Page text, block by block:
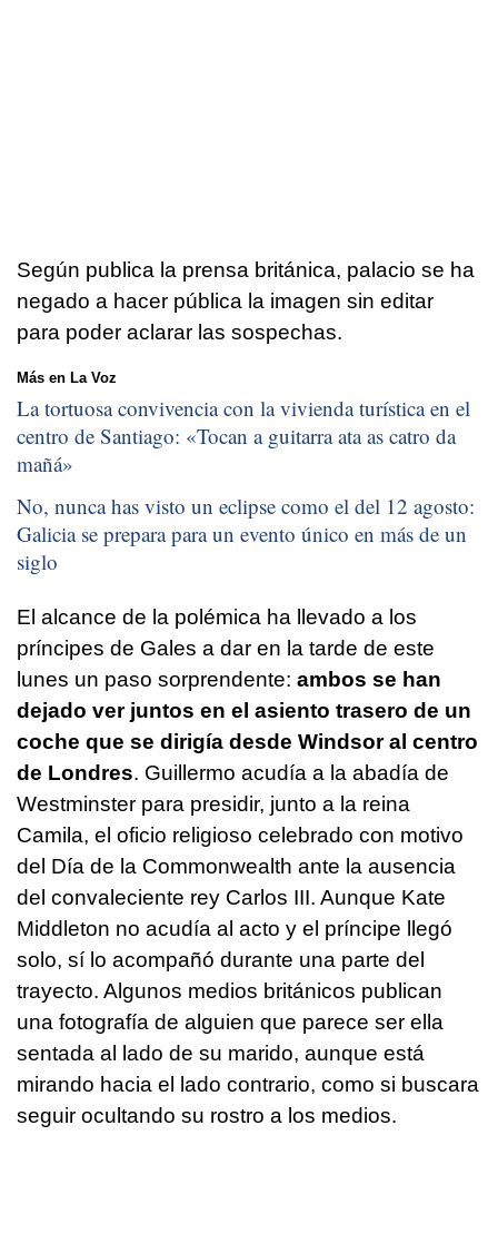
Según publica la prensa británica, palacio se ha
negado a hacer pública la imagen sin editar
para poder aclarar las sospechas.
Más en La Voz
La tortuosa convivencia con la vivienda turística en el
centro de Santiago: «Tocan a guitarra ata as catro da
mañá»
No, nunca has visto un eclipse como el del 12 agosto:
Galicia se prepara para un evento único en más de un
siglo
El alcance de la polémica ha llevado a los
príncipes de Gales a dar en la tarde de este
lunes un paso sorprendente: ambos se han
dejado ver juntos en el asiento trasero de un
coche que se dirigía desde Windsor al centro
de Londres. Guillermo acudía a la abadía de
Westminster para presidir, junto a la reina
Camila, el oficio religioso celebrado con motivo
del Día de la Commonwealth ante la ausencia
del convaleciente rey Carlos III. Aunque Kate
Middleton no acudía al acto y el príncipe llegó
solo, sí lo acompañó durante una parte del
trayecto. Algunos medios británicos publican
una fotografía de alguien que parece ser ella
sentada al lado de su marido, aunque está
mirando hacia el lado contrario, como si buscara
seguir ocultando su rostro a los medios.